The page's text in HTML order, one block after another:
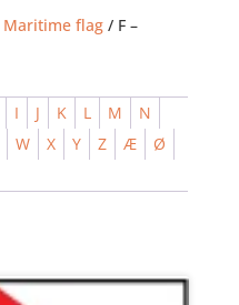
Maritime flag/ F –
I J K L M
N
W X Y Z Æ
Ø